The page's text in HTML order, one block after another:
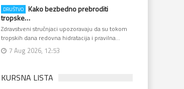
DRUŠTVO
Kako bezbedno prebroditi
tropske…
Zdravstveni stručnjaci upozoravaju da su tokom
tropskih dana redovna hidratacija i pravilna…
7 Aug 2026, 12:53
KURSNA LISTA